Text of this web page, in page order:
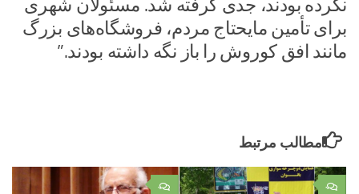
نکرده بودند، جدی گرفته شد. مسئولان شهری
برای تأمین مایحتاج مردم، فروشگاه‌های بزرگ
مانند افق کوروش را باز نگه داشته بودند.”
مطالب مرتبط
۰ ۰